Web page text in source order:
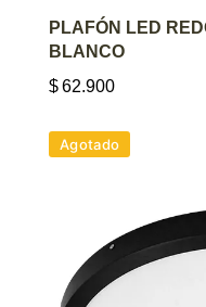
PLAFÓN LED
BLANCO
$62.900
Agotado